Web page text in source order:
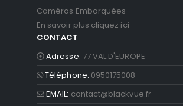
Caméras Embarquées
En savoir plus cliquez ici
CONTACT
Adresse: 77 VAL D'EUROPE
Téléphone: 0950175008
EMAIL: contact@blackvue.fr